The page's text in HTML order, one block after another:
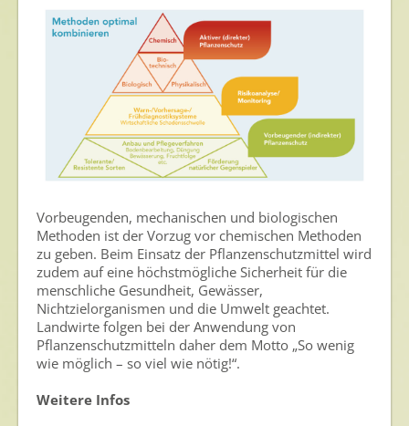
Vorbeugenden, mechanischen und biologischen
Methoden ist der Vorzug vor chemischen Methoden
zu geben. Beim Einsatz der Pflanzenschutzmittel wird
zudem auf eine höchstmögliche Sicherheit für die
menschliche Gesundheit, Gewässer,
Nichtzielorganismen und die Umwelt geachtet.
Landwirte folgen bei der Anwendung von
Pflanzenschutzmitteln daher dem Motto „So wenig
wie möglich – so viel wie nötig!“.
Weitere Infos